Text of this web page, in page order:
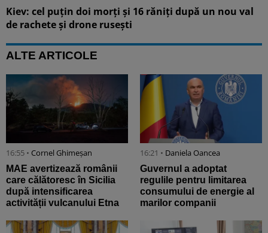
Kiev: cel puțin doi morți și 16 răniți după un nou val
de rachete și drone rusești
ALTE ARTICOLE
16:55 • Cornel Ghimeșan
MAE avertizează românii
care călătoresc în Sicilia
după intensificarea
activității vulcanului Etna
16:21 • Daniela Oancea
Guvernul a adoptat
regulile pentru limitarea
consumului de energie al
marilor companii